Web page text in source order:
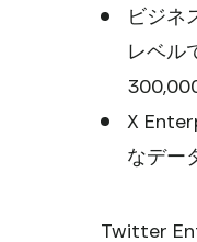
ビジネ
レベル
X
なデー
Twitter